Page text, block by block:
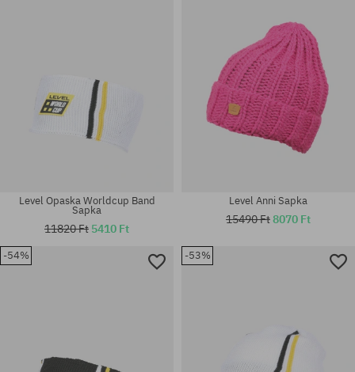
Level Opaska Worldcup Band
Sapka
11820 Ft 5410 Ft
Level Anni Sapka
15490 Ft8070 Ft
-54% -53%